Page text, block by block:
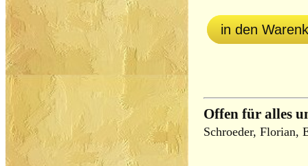
in den
Offen für alles
Schroeder, Florian,